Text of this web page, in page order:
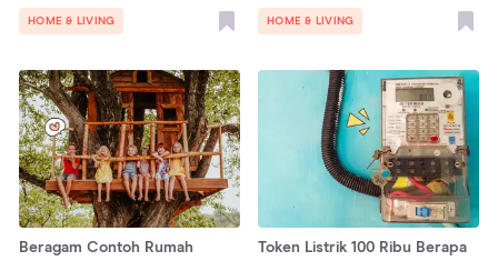
HOME & LIVING HOME & LIVING
Beragam Contoh Rumah
Token Listrik 100 Ribu Berapa